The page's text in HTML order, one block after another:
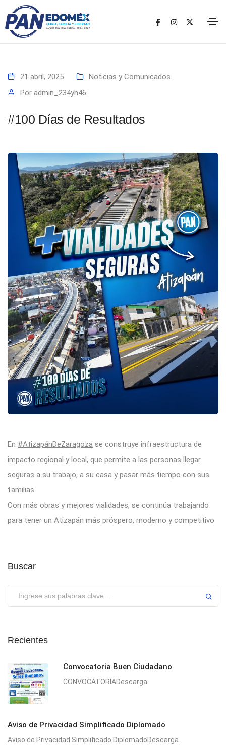
21 abril, 2025
Noticias y Comunicados
Por admin_234yh46
#100 Días de Resultados
En #AtizapánDeZaragoza se construye infraestructura de
impacto regional y local, que permite a las personas llegar
seguras a su trabajo, a su casa y pasar más tiempo con sus
familias.
Con más obras y mejores vialidades, se continúa trabajando
para tener un Atizapán más próspero, moderno y competitivo
Buscar
Recientes
Convocatoria Buen Ciudadano
CONVOCATORIADescarga
Aviso de Privacidad Simplificado Diplomado
Aviso de Privacidad Simplificado DiplomadoDescarga